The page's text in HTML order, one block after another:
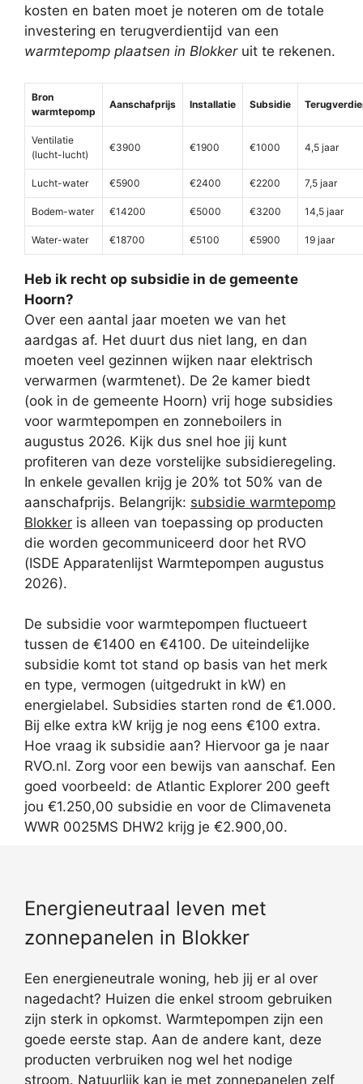
kosten en baten moet je noteren om de totale
investering en terugverdientijd van een
warmtepomp plaatsen in Blokkeruit te rekenen.
Bron
warmtepomp
Aanschafprijs Installatie Subsidie
Ventilatie
(lucht-lucht)
€3900 €1900 €1000 4,5 jaar
Lucht-water €5900 €2400 €2200 7,5 jaar
Bodem-water €14200 €5000 €3200 14,5 jaar
Water-water €18700 €5100 €5900 19 jaar
Heb ik recht op subsidie in de gemeente
Hoorn?
Over een aantal jaar moeten we van het
aardgas af. Het duurt dus niet lang, en dan
moeten veel gezinnen wijken naar elektrisch
verwarmen (warmtenet). De 2e kamer biedt
(ook in de gemeente Hoorn) vrij hoge subsidies
voor warmtepompen en zonneboilers in
augustus 2026. Kijk dus snel hoe jij kunt
profiteren van deze vorstelijke subsidieregeling.
In enkele gevallen krijg je 20% tot 50% van de
aanschafprijs. Belangrijk: subsidie warmtepomp
Blokker is alleen van toepassing op producten
die worden gecommuniceerd door het RVO
(ISDE Apparatenlijst Warmtepompen augustus
2026).
De subsidie voor warmtepompen fluctueert
tussen de €1400 en €4100. De uiteindelijke
subsidie komt tot stand op basis van het merk
en type, vermogen (uitgedrukt in kW) en
energielabel. Subsidies starten rond de €1.000.
Bij elke extra kW krijg je nog eens €100 extra.
Hoe vraag ik subsidie aan? Hiervoor ga je naar
RVO.nl. Zorg voor een bewijs van aanschaf. Een
goed voorbeeld: de Atlantic Explorer 200 geeft
jou €1.250,00 subsidie en voor de Climaveneta
WWR 0025MS DHW2 krijg je €2.900,00.
Energieneutraal leven met
zonnepanelen in Blokker
Een energieneutrale woning, heb jij er al over
nagedacht? Huizen die enkel stroom gebruiken
zijn sterk in opkomst. Warmtepompen zijn een
goede eerste stap. Aan de andere kant, deze
producten verbruiken nog wel het nodige
stroom. Natuurlijk kan je met zonnepanelen zelf